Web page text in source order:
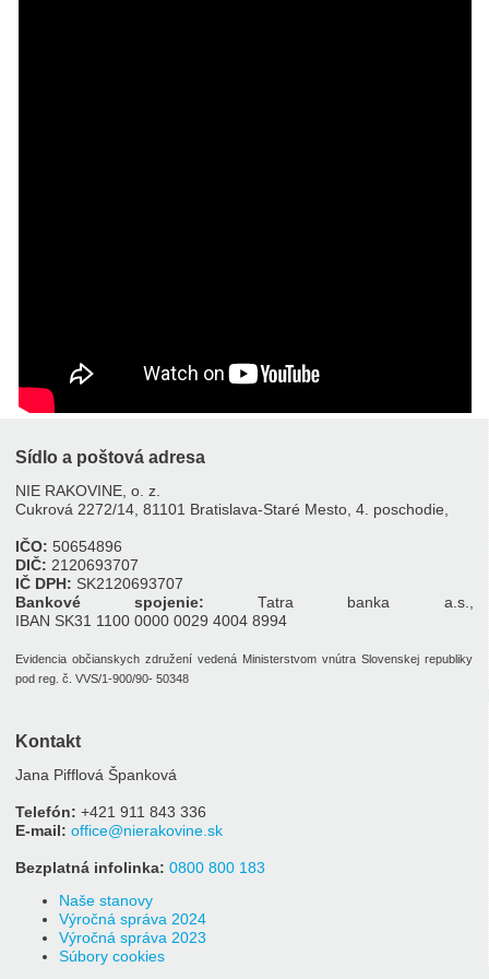
Sídlo a poštová adresa
NIE RAKOVINE, o. z.
Cukrová 2272/14, 81101 Bratislava-Staré Mesto, 4. poschodie,
IČO: 50654896
DIČ: 2120693707
IČ DPH: SK2120693707
Bankové spojenie: Tatra banka a.s.,
IBAN SK31 1100 0000 0029 4004 8994
Evidencia občianskych združení vedená Ministerstvom vnútra Slovenskej republiky
pod reg. č. VVS/1-900/90- 50348
Kontakt
Jana Pifflová Španková
Telefón: +421 911 843 336
E-mail: office@nierakovine.sk
Bezplatná infolinka: 0800 800 183
Naše stanovy
Výročná správa 2024
Výročná správa 2023
Súbory cookies